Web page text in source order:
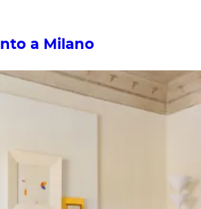
a Milano